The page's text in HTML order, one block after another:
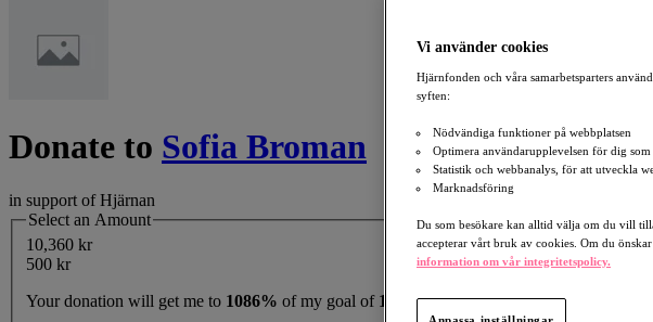
Donate to Sofia Broman
in support of Hjärnan
Select an Amount
10,360 kr
500 kr
Your donation will get me to 1086% of my goal of 1,000 kr
Vi använder cookies
Hjärnfonden och våra samarbetsparters
syften:
Nödvändiga funktioner på webbplatsen
Optimera användarupplevelsen för dig som
Statistik och webbanalys, för att utveckla
Marknadsföring
Du som besökare kan alltid välja om du vill
accepterar vårt bruk av cookies. Om du
information om vår integritetspolicy.